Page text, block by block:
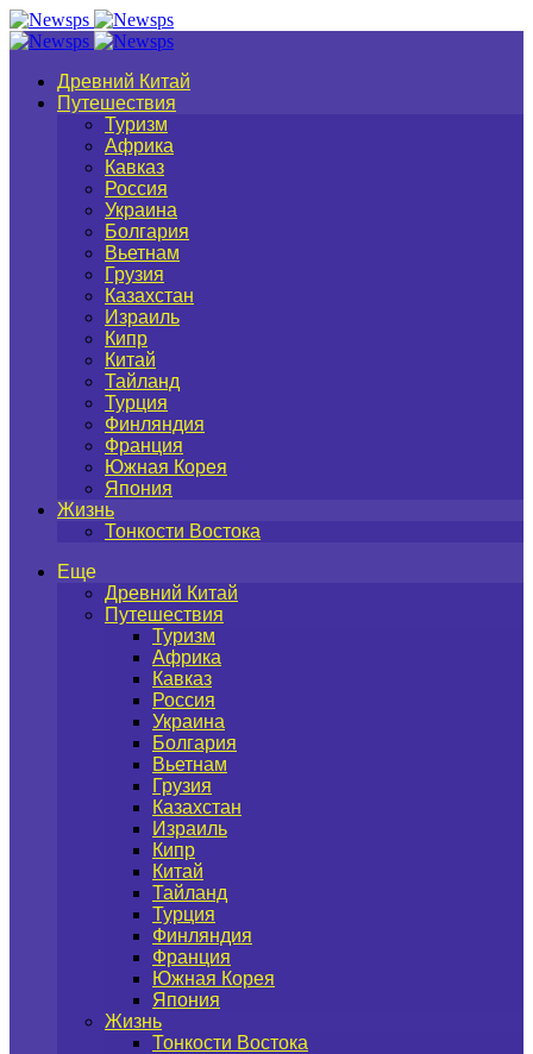
Древний Китай
Путешествия
Туризм
Африка
Кавказ
Россия
Украина
Болгария
Вьетнам
Грузия
Казахстан
Израиль
Кипр
Китай
Тайланд
Турция
Финляндия
Франция
Южная Корея
Япония
Жизнь
Тонкости Востока
Еще
Древний Китай
Путешествия
Туризм
Африка
Кавказ
Россия
Украина
Болгария
Вьетнам
Грузия
Казахстан
Израиль
Кипр
Китай
Тайланд
Турция
Финляндия
Франция
Южная Корея
Япония
Жизнь
Тонкости Востока